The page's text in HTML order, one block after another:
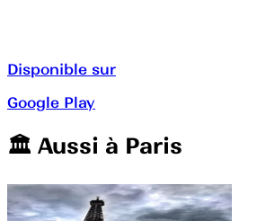
Disponible sur
Google Play
🏛️️ Aussi à Paris